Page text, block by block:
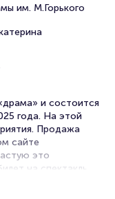
им. М.Горького
и состоится
года. На этой
Продажа
сайте
это
на спектакль.